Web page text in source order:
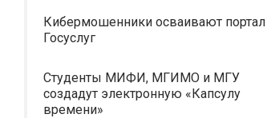
Кибермошенники осваивают портал
Госуслуг
Студенты МИФИ, МГИМО и МГУ
создадут электронную «Капсулу
времени»